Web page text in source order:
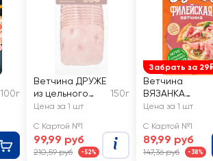
100г
Ветчина ДРУЖЕ
из цельного
окорока,
150г
Цена за 1 шт
С Картой №1
99,99 руб
210,59 руб -52%
Забрать за
Ветчина
ВЯЗАНКА
Филейская,
Цена за 1 шт
С Картой №1
89,99 руб
147,36 руб -38%